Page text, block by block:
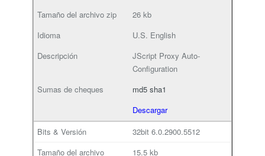
26 kb
U.S. English
JScript Proxy Auto-
Configuration
md5 sha1
Descargar
32bit 6.0.2900.5512
15.5 kb